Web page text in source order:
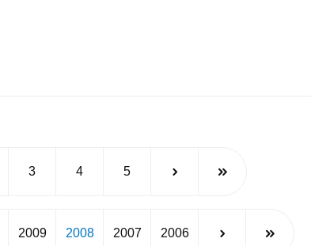
3 4 5
2009 2008 2007 2006